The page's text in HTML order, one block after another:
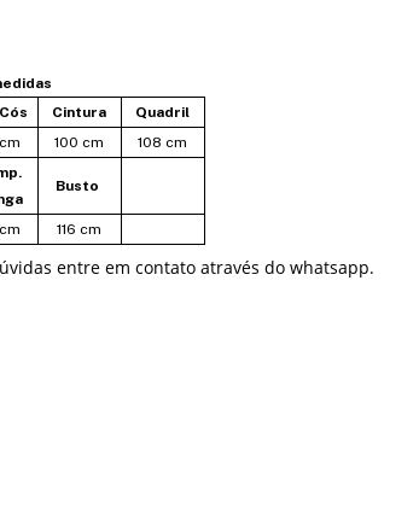
Cintura
Quadril
100 cm 108 cm
Busto
116 cm
entre em contato através do whatsapp.